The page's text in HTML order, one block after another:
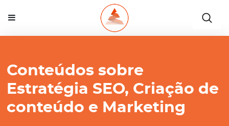
Conteúdos sobre
Estratégia SEO, Criação de
conteúdo e Marketing